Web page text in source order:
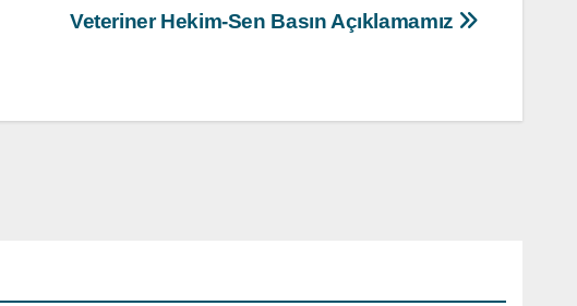
Veteriner Hekim-Sen Basın Açıklamamız